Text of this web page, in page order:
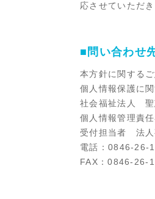
応させていただ
■問い合わせ
本方針に関する
個人情報保護に
社会福祉法人
個人情報管理責
受付担当者 法
電話：0846-26-
FAX：0846-26-